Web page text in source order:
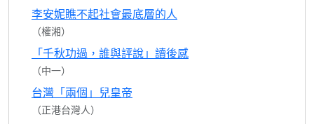
李安妮瞧不起社會最底層的人
（權湘）
「千秋功過，誰與評說」讀後感
（中一）
台灣「兩個」兒皇帝
（正港台灣人）